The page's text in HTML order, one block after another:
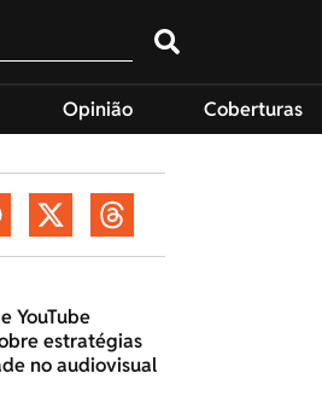
Opinião Coberturas
YouTube
estratégias
no audiovisual